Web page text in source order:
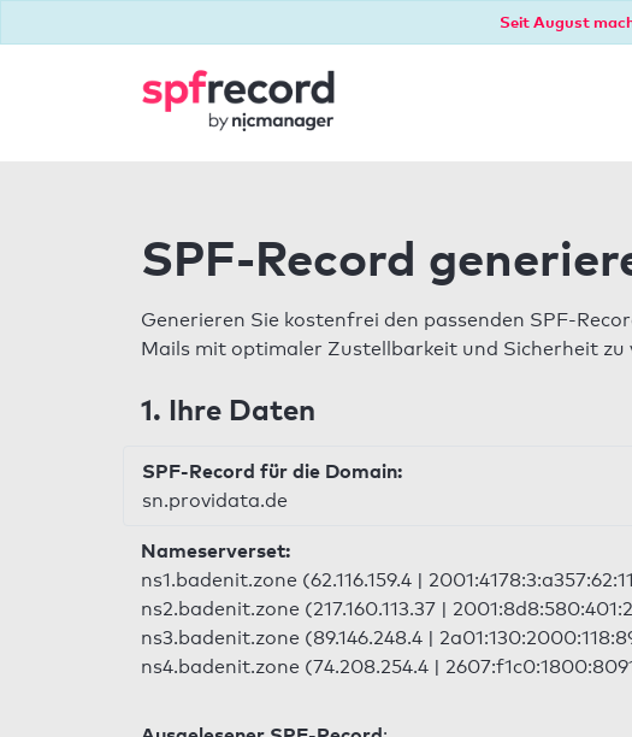
Seit August
SPF-Record
Generieren Sie kostenfrei den passenden SPF-
Mails mit optimaler Zustellbarkeit und Sicherheit zu
1. Ihre Daten
SPF-Record für die Domain:
sn.providata.de
Nameserverset:
ns1.badenit.zone (62.116.159.4 |
ns2.badenit.zone (217.160.113.37 |
ns3.badenit.zone (89.146.248.4 |
ns4.badenit.zone (74.208.254.4 |